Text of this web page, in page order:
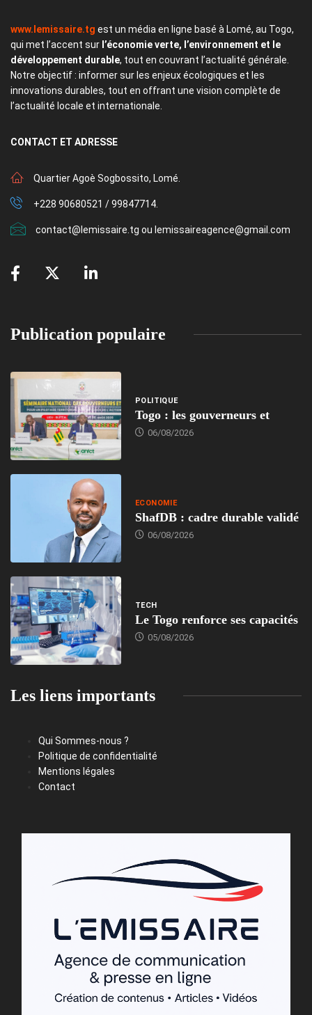
www.lemissaire.tg est un média en ligne basé à Lomé, au Togo,
qui met l’accent sur l’économie verte, l’environnement et le
développement durable, tout en couvrant l’actualité générale.
Notre objectif : informer sur les enjeux écologiques et les
innovations durables, tout en offrant une vision complète de
l’actualité locale et internationale.
CONTACT ET ADRESSE
Quartier Agoè Sogbossito, Lomé.
+228 90680521 / 99847714.
contact@lemissaire.tg ou lemissaireagence@gmail.com
Publication populaire
POLITIQUE
Togo : les gouverneurs et
06/08/2026
ECONOMIE
ShafDB : cadre durable validé
06/08/2026
TECH
Le Togo renforce ses capacités
05/08/2026
Les liens importants
Qui Sommes-nous ?
Politique de confidentialité
Mentions légales
Contact